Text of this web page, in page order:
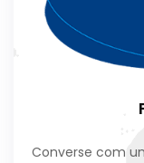
Converse com